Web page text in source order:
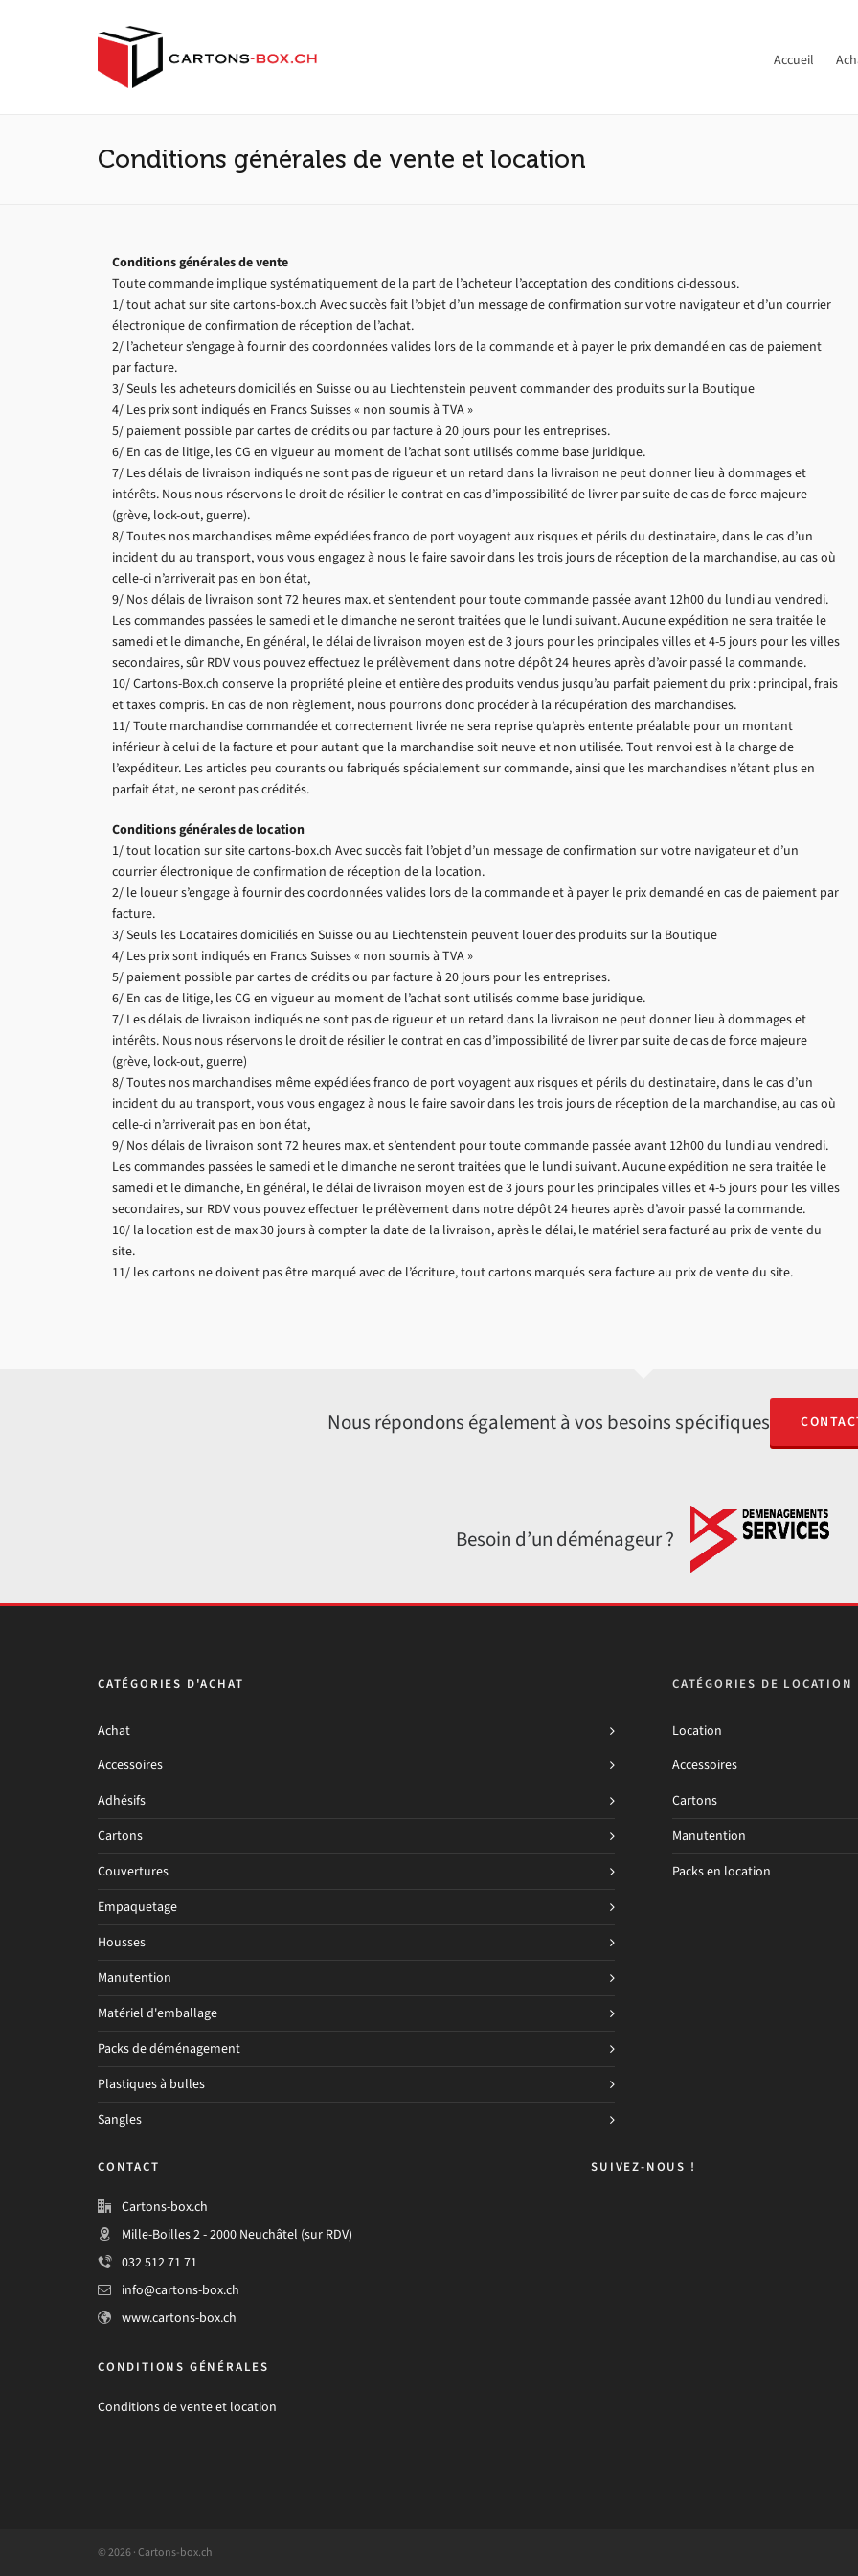
Accueil
Conditions générales de vente et location
Conditions générales de vente
Toute commande implique systématiquement de la part de l’acheteur l’acceptation des conditions ci-dessous.
1/ tout achat sur site cartons-box.ch Avec succès fait l’objet d’un message de confirmation sur votre navigateur et d’un courrier
électronique de confirmation de réception de l’achat.
2/ l’acheteur s’engage à fournir des coordonnées valides lors de la commande et à payer le prix demandé en cas de paiement
par facture.
3/ Seuls les acheteurs domiciliés en Suisse ou au Liechtenstein peuvent commander des produits sur la Boutique
4/ Les prix sont indiqués en Francs Suisses « non soumis à TVA »
5/ paiement possible par cartes de crédits ou par facture à 20 jours pour les entreprises.
6/ En cas de litige, les CG en vigueur au moment de l’achat sont utilisés comme base juridique.
7/ Les délais de livraison indiqués ne sont pas de rigueur et un retard dans la livraison ne peut donner lieu à dommages et
intérêts. Nous nous réservons le droit de résilier le contrat en cas d’impossibilité de livrer par suite de cas de force majeure
(grève, lock-out, guerre).
8/ Toutes nos marchandises même expédiées franco de port voyagent aux risques et périls du destinataire, dans le cas d’un
incident du au transport, vous vous engagez à nous le faire savoir dans les trois jours de réception de la marchandise, au cas où
celle-ci n’arriverait pas en bon état,
9/ Nos délais de livraison sont 72 heures max. et s’entendent pour toute commande passée avant 12h00 du lundi au vendredi.
Les commandes passées le samedi et le dimanche ne seront traitées que le lundi suivant. Aucune expédition ne sera traitée le
samedi et le dimanche, En général, le délai de livraison moyen est de 3 jours pour les principales villes et 4-5 jours pour les villes
secondaires, sûr RDV vous pouvez effectuez le prélèvement dans notre dépôt 24 heures après d’avoir passé la commande.
10/ Cartons-Box.ch conserve la propriété pleine et entière des produits vendus jusqu’au parfait paiement du prix : principal, frais
et taxes compris. En cas de non règlement, nous pourrons donc procéder à la récupération des marchandises.
11/ Toute marchandise commandée et correctement livrée ne sera reprise qu’après entente préalable pour un montant
inférieur à celui de la facture et pour autant que la marchandise soit neuve et non utilisée. Tout renvoi est à la charge de
l’expéditeur. Les articles peu courants ou fabriqués spécialement sur commande, ainsi que les marchandises n’étant plus en
parfait état, ne seront pas crédités.
Conditions générales de location
1/ tout location sur site cartons-box.ch Avec succès fait l’objet d’un message de confirmation sur votre navigateur et d’un
courrier électronique de confirmation de réception de la location.
2/ le loueur s’engage à fournir des coordonnées valides lors de la commande et à payer le prix demandé en cas de paiement par
facture.
3/ Seuls les Locataires domiciliés en Suisse ou au Liechtenstein peuvent louer des produits sur la Boutique
4/ Les prix sont indiqués en Francs Suisses « non soumis à TVA »
5/ paiement possible par cartes de crédits ou par facture à 20 jours pour les entreprises.
6/ En cas de litige, les CG en vigueur au moment de l’achat sont utilisés comme base juridique.
7/ Les délais de livraison indiqués ne sont pas de rigueur et un retard dans la livraison ne peut donner lieu à dommages et
intérêts. Nous nous réservons le droit de résilier le contrat en cas d’impossibilité de livrer par suite de cas de force majeure
(grève, lock-out, guerre)
8/ Toutes nos marchandises même expédiées franco de port voyagent aux risques et périls du destinataire, dans le cas d’un
incident du au transport, vous vous engagez à nous le faire savoir dans les trois jours de réception de la marchandise, au cas où
celle-ci n’arriverait pas en bon état,
9/ Nos délais de livraison sont 72 heures max. et s’entendent pour toute commande passée avant 12h00 du lundi au vendredi.
Les commandes passées le samedi et le dimanche ne seront traitées que le lundi suivant. Aucune expédition ne sera traitée le
samedi et le dimanche, En général, le délai de livraison moyen est de 3 jours pour les principales villes et 4-5 jours pour les villes
secondaires, sur RDV vous pouvez effectuer le prélèvement dans notre dépôt 24 heures après d’avoir passé la commande.
10/ la location est de max 30 jours à compter la date de la livraison, après le délai, le matériel sera facturé au prix de vente du
site.
11/ les cartons ne doivent pas être marqué avec de l’écriture, tout cartons marqués sera facture au prix de vente du site.
Nous répondons également à vos besoins spécifiques
Besoin d’un déménageur ?
CATÉGORIES D'ACHAT
Achat
Accessoires
Adhésifs
Cartons
Couvertures
Empaquetage
Housses
Manutention
Matériel d'emballage
Packs de déménagement
Plastiques à bulles
Sangles
CATÉGORIES DE LOCATION
Location
Accessoires
Cartons
Manutention
Packs en location
CONTACT
Cartons-box.ch
Mille-Boilles 2 - 2000 Neuchâtel (sur RDV)
032 512 71 71
info@cartons-box.ch
www.cartons-box.ch
CONDITIONS GÉNÉRALES
Conditions de vente et location
SUIVEZ-NOUS !
© 2026 · Cartons-box.ch